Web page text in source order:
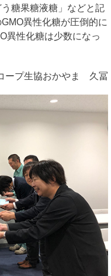
糖果糖液糖」などと記
異性化糖が圧倒的に
異性化糖は少数になっ
ープ生協おかやま 久冨